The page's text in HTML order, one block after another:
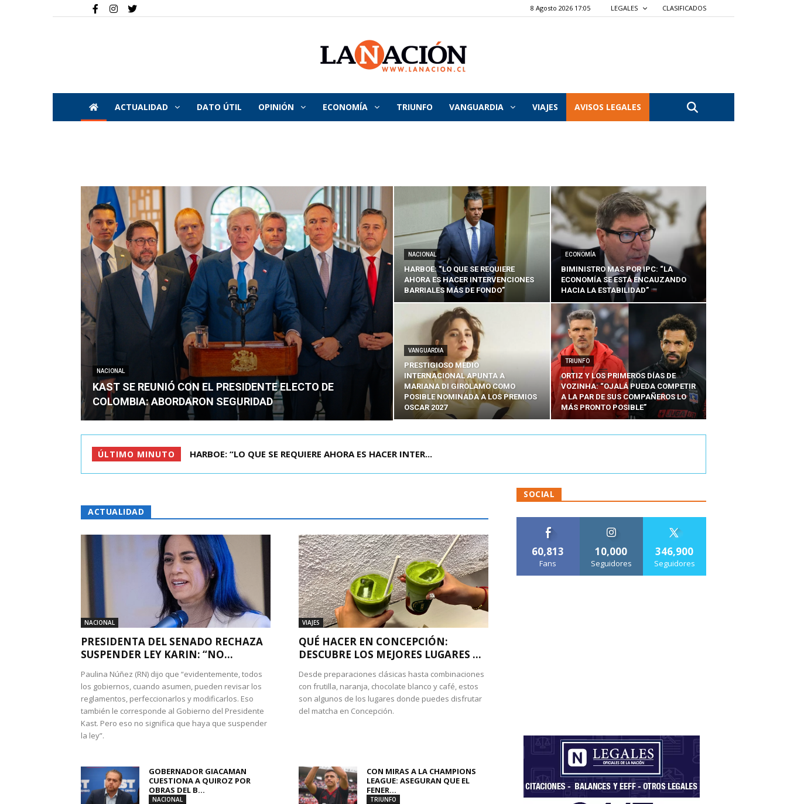
8 Agosto 2026 17:05 LEGALES CLASIFICADOS
La
Nación
ACTUALIDAD DATO ÚTIL OPINIÓN ECONOMÍA TRIUNFO VANGUARDIA VIAJES AVISOS LEGALES
NACIONAL
KAST SE REUNIÓ CON EL PRESIDENTE ELECTO DE
COLOMBIA: ABORDARON SEGURIDAD
NACIONAL
HARBOE: “LO QUE SE REQUIERE
AHORA ES HACER INTERVENCIONES
BARRIALES MÁS DE FONDO”
ECONOMÍA
BIMINISTRO MAS POR IPC: “LA
ECONOMÍA SE ESTÁ ENCAUZANDO
HACIA LA ESTABILIDAD”
VANGUARDIA
PRESTIGIOSO MEDIO
INTERNACIONAL APUNTA A
MARIANA DI GIROLAMO COMO
POSIBLE NOMINADA A LOS PREMIOS
OSCAR 2027
TRIUNFO
ORTIZ Y LOS PRIMEROS DÍAS DE
VOZINHA: “OJALÁ PUEDA COMPETIR
A LA PAR DE SUS COMPAÑEROS LO
MÁS PRONTO POSIBLE”
ÚLTIMO MINUTO BIMINISTRO MAS POR IPC: “LA ECONOMÍA SE ESTÁ ENC...
ACTUALIDAD
NACIONAL
PRESIDENTA DEL SENADO RECHAZA
SUSPENDER LEY KARIN: “NO...
Paulina Núñez (RN) dijo que “evidentemente, todos
los gobiernos, cuando asumen, pueden revisar los
reglamentos, perfeccionarlos y modificarlos. Eso
también le corresponde al Gobierno del Presidente
Kast. Pero eso no significa que haya que suspender
la ley”.
VIAJES
QUÉ HACER EN CONCEPCIÓN:
DESCUBRE LOS MEJORES LUGARES ...
Desde preparaciones clásicas hasta combinaciones
con frutilla, naranja, chocolate blanco y café, estos
son algunos de los lugares donde puedes disfrutar
del matcha en Concepción.
GOBERNADOR GIACAMAN
CUESTIONA A QUIROZ POR
OBRAS DEL B...
NACIONAL
CON MIRAS A LA CHAMPIONS
LEAGUE: ASEGURAN QUE EL
FENER...
TRIUNFO
SOCIAL
60,813
Fans
10,000
Seguidores
346,900
Seguidores